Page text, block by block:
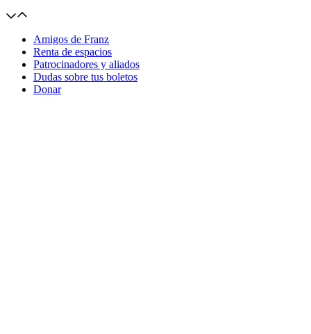
Amigos de Franz
Renta de espacios
Patrocinadores y aliados
Dudas sobre tus boletos
Donar